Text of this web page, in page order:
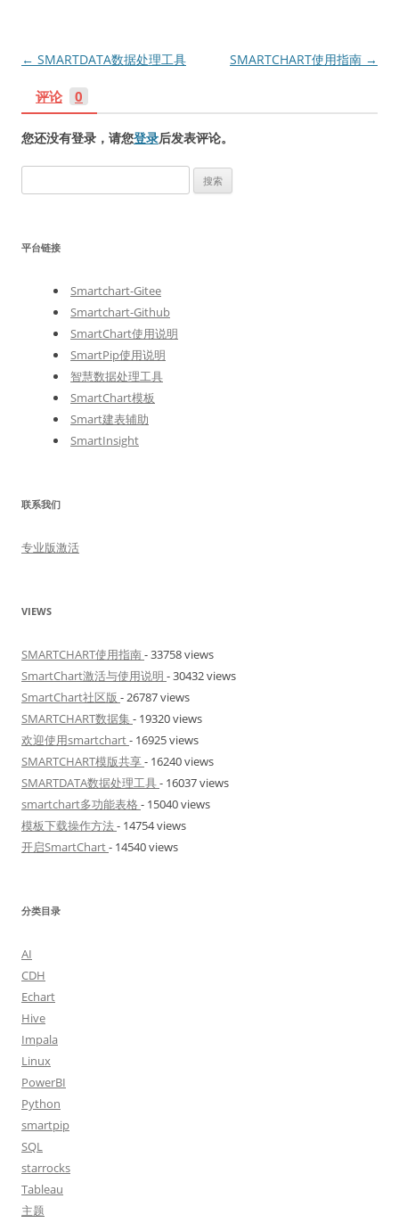
文
导
航
← SMARTDATA数据处理工具 SMARTCHART使用指南 →
评论 0
您还没有登录，请您登录后发表评论。
索
平台链接
Smartchart-Gitee
Smartchart-Github
SmartChart使用说明
SmartPip使用说明
智慧数据处理工具
SmartChart模板
Smart建表辅助
SmartInsight
联系我们
专业版激活
VIEWS
SMARTCHART使用指南- 33758 views
SmartChart激活与使用说明 - 30432 views
SmartChart社区版 - 26787 views
SMARTCHART数据集 - 19320 views
欢迎使用smartchart- 16925 views
SMARTCHART模版共享- 16240 views
SMARTDATA数据处理工具- 16037 views
smartchart多功能表格 - 15040 views
模板下载操作方法- 14754 views
开启SmartChart- 14540 views
分类目录
AI
CDH
Echart
Hive
Impala
Linux
PowerBI
Python
smartpip
SQL
starrocks
Tableau
主题